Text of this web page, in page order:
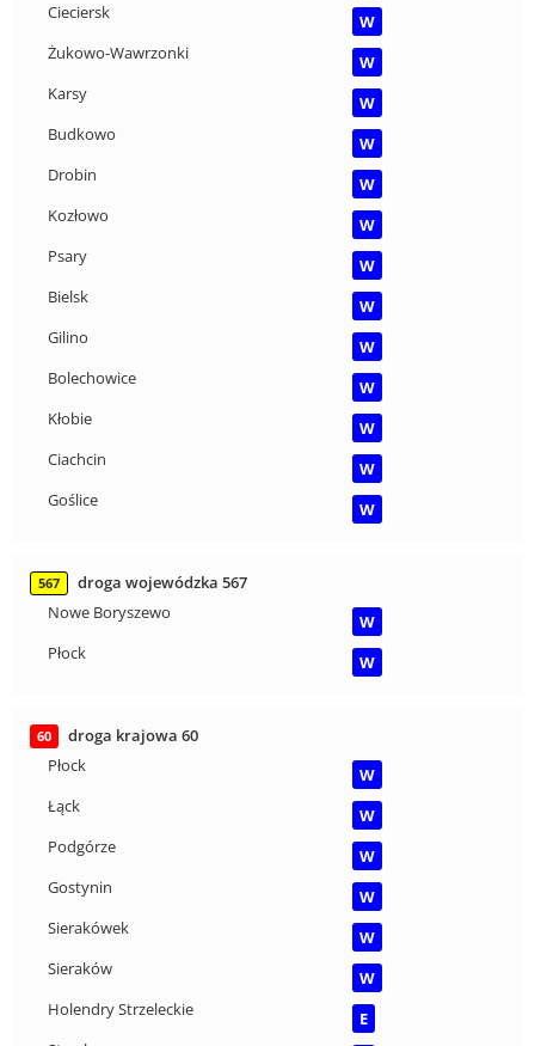
Cieciersk
W
Żukowo-Wawrzonki
W
Karsy
W
Budkowo
W
Drobin
W
Kozłowo
W
Psary
W
Bielsk
W
Gilino
W
Bolechowice
W
Kłobie
W
Ciachcin
W
Goślice
W
567
droga wojewódzka 567
Nowe Boryszewo
W
Płock
W
60
droga krajowa 60
Płock
W
Łąck
W
Podgórze
W
Gostynin
W
Sierakówek
W
Sieraków
W
Holendry Strzeleckie
E